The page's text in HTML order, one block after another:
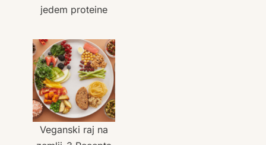
jedem proteine
Veganski raj na